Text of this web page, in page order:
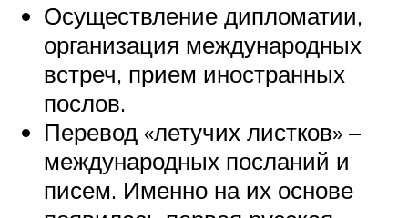
Осуществление дипломатии,
организация международных
встреч, прием иностранных
послов.
Перевод «летучих листков» –
международных посланий и
писем. Именно на их основе